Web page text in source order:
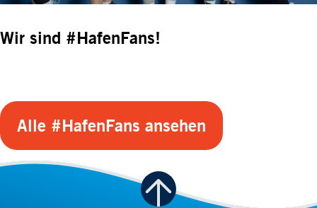
Wir sind #HafenFans!
Alle #HafenFans ansehen